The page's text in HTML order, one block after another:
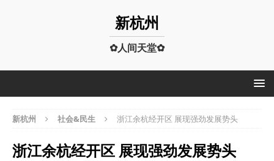
新杭州
✿人间天堂✿
新杭州 社会&民生 浙江余杭经开区 展现强劲发展势头
浙江余杭经开区 展现强劲发展势头